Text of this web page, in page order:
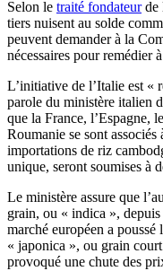
Selon le traité fondateurde
tiers nuisent au solde
peuvent demander à la
nécessaires pour remédier
L’initiative de l’Italie est «
parole du ministère italien
que la France, l’Espagne,
Roumanie se sont
importations de riz
unique, seront soumises à
Le ministère assure que
grain, ou « indica »,
marché européen a
« japonica », ou grain
provoqué une chute des